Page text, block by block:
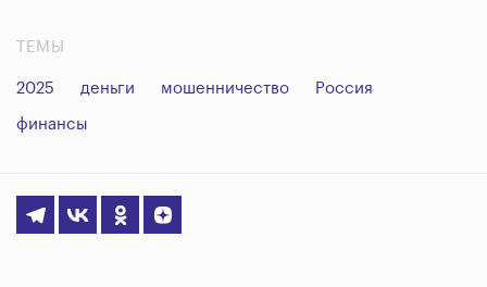
ТЕМЫ
2025 деньги мошенничество Россия
финансы